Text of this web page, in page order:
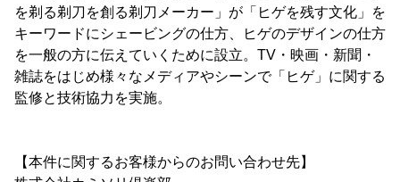
を剃る剃刀を創る剃刀メーカー」が「ヒゲを残す文化」を
キーワードにシェービングの仕方、ヒゲのデザインの仕方
を一般の方に伝えていくために設立。TV・映画・新聞・
雑誌をはじめ様々なメディアやシーンで「ヒゲ」に関する
監修と技術協力を実施。
【本件に関するお客様からのお問い合わせ先】